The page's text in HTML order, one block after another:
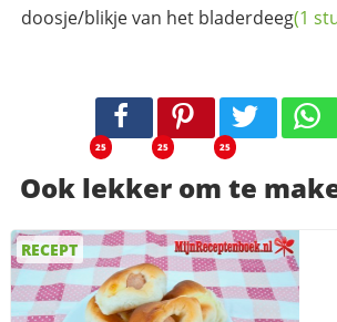
doosje/blikje van het bladerdeeg(1
25 25 25
Ook lekker om te
RECEPT